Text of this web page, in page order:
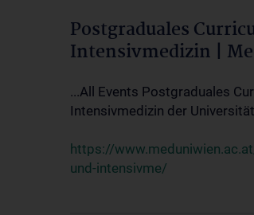
Postgraduales
Intensivmedizin |
...All Events Postgraduales
Intensivmedizin der
https://
und-intensivme/